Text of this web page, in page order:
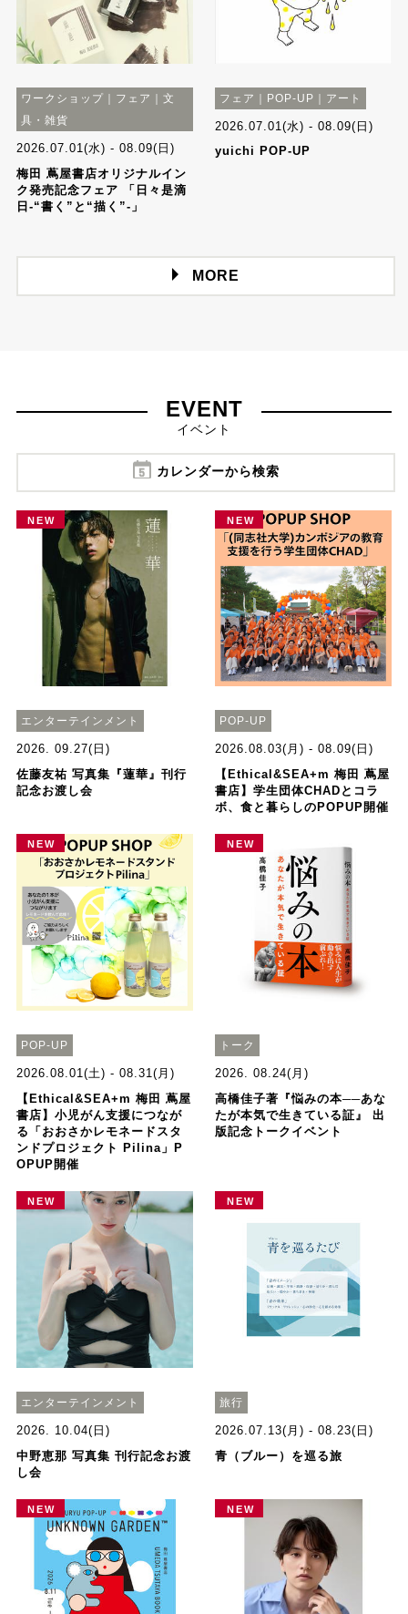
ワークショップ｜フェア｜文
具・雑貨
2026.07.01(水) - 08.09(日)
梅田 蔦屋書店オリジナルイン
ク発売記念フェア 「日々是滴
日-“書く”と“描く”-」
フェア｜POP-UP｜アート
2026.07.01(水) - 08.09(日)
yuichi POP-UP
MORE
EVENT
イベント
カレンダーから検索
NEW
エンターテインメント
2026. 09.27(日)
佐藤友祐 写真集『蓮華』刊行
記念お渡し会
NEW
POP-UP
2026.08.03(月) - 08.09(日)
【Ethical&SEA+m 梅田 蔦屋
書店】学生団体CHADとコラ
ボ、食と暮らしのPOPUP開催
NEW
POP-UP
2026.08.01(土) - 08.31(月)
【Ethical&SEA+m 梅田 蔦屋
書店】小児がん支援につなが
る「おおさかレモネードスタ
ンドプロジェクト Pilina」P
OPUP開催
NEW
トーク
2026. 08.24(月)
高橋佳子著『悩みの本──あな
たが本気で生きている証』 出
版記念トークイベント
NEW
エンターテインメント
2026. 10.04(日)
中野恵那 写真集 刊行記念お渡
し会
NEW
旅行
2026.07.13(月) - 08.23(日)
青（ブルー）を巡る旅
NEW NEW